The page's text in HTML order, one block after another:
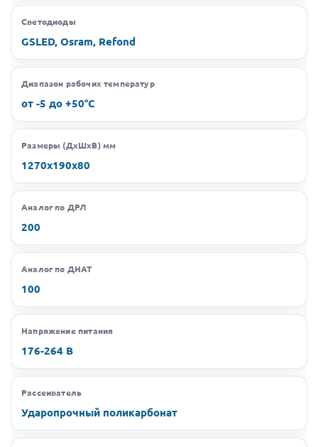
Светодиоды
GSLED, Osram, Refond
Диапазон рабочих температур
от -5 до +50°C
Размеры (ДхШхВ) мм
1270х190х80
Аналог по ДРЛ
200
Аналог по ДНАТ
100
Напряжение питания
176-264 В
Рассеиватель
Ударопрочный поликарбонат